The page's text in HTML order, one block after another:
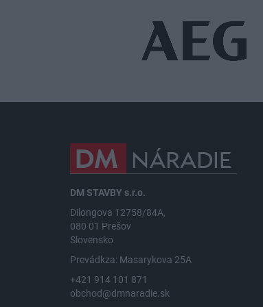
DM STAVBY s.r.o.
Dilongova 12758/84A,
080 01 Prešov
Slovensko
Prevádkza: Masarykova 25A
+421 914 101 871
obchod@dmnaradie.sk